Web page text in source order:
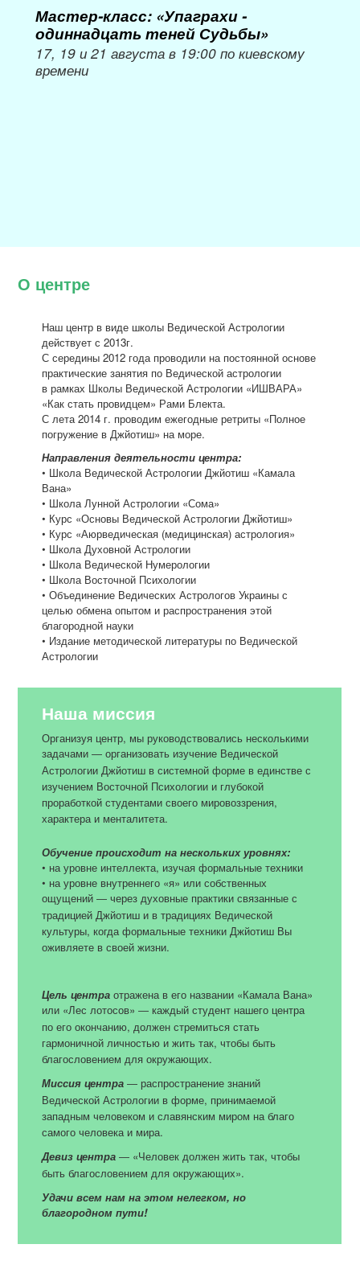
Мастер-класс: «Упаграхи -
одиннадцать теней Судьбы»
17, 19 и 21 августа в 19:00 по киевскому
времени
О центре
Наш центр в виде школы Ведической Астрологии
действует с 2013г.
С середины 2012 года проводили на постоянной основе
практические занятия по Ведической астрологии
в рамках Школы Ведической Астрологии «ИШВАРА»
«Как стать провидцем» Рами Блекта.
С лета 2014 г. проводим ежегодные ретриты «Полное
погружение в Джйотиш» на море.
Направления деятельности центра:
• Школа Ведической Астрологии Джйотиш «Камала
Вана»
• Школа Лунной Астрологии «Сома»
• Курс «Основы Ведической Астрологии Джйотиш»
• Курс «Аюрведическая (медицинская) астрология»
• Школа Духовной Астрологии
• Школа Ведической Нумерологии
• Школа Восточной Психологии
• Объединение Ведических Астрологов Украины с
целью обмена опытом и распространения этой
благородной науки
• Издание методической литературы по Ведической
Астрологии
Наша миссия
Организуя центр, мы руководствовались несколькими
задачами— организовать изучение Ведической
Астрологии Джйотиш в системной форме в единстве с
изучением Восточной Психологии и глубокой
проработкой студентами своего мировоззрения,
характера и менталитета.
Обучение происходит на нескольких уровнях:
• на уровне интеллекта, изучая формальные техники
• на уровне внутреннего «я» или собственных
ощущений— через духовные практики связанные с
традицией Джйотиш и в традициях Ведической
культуры, когда формальные техники Джйотиш Вы
оживляете в своей жизни.
Цель центра отражена в его названии «Камала Вана»
или «Лес лотосов»— каждый студент нашего центра
по его окончанию, должен стремиться стать
гармоничной личностью и жить так, чтобы быть
благословением для окружающих.
Миссия центра — распространение знаний
Ведической Астрологии в форме, принимаемой
западным человеком и славянским миром на благо
самого человека и мира.
Девиз центра — «Человек должен жить так, чтобы
быть благословением для окружающих».
Удачи всем нам на этом нелегком, но
благородном пути!